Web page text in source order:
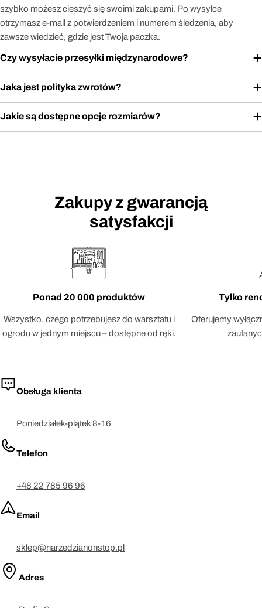
szybko możesz cieszyć się swoimi zakupami. Po wysyłce
otrzymasz e-mail z potwierdzeniem i numerem śledzenia, aby
zawsze wiedzieć, gdzie jest Twoja paczka.
Czy wysyłacie przesyłki międzynarodowe?
Jaka jest polityka zwrotów?
Jakie są dostępne opcje rozmiarów?
Zakupy z gwarancją
satysfakcji
Ponad 20 000 produktów
Wszystko, czego potrzebujesz do warsztatu i
ogrodu w jednym miejscu – dostępne od ręki.
Tylko
Oferujemy
Obsługa klienta
Poniedziałek-piątek 8-16
Telefon
+48 22 785 96 96
Email
sklep@narzedzianonstop.pl
Adres